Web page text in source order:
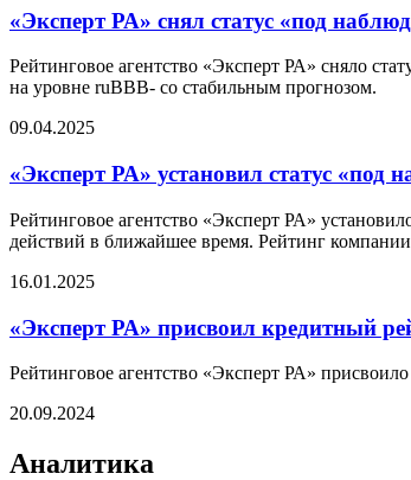
«Эксперт РА» снял статус «под
Рейтинговое агентство «Эксперт РА» сняло
на уровне ruBBB- со стабильным прогнозом.
09.04.2025
«Эксперт РА» установил статус
Рейтинговое агентство «Эксперт РА»
действий в ближайшее время. Рейтинг
16.01.2025
«Эксперт РА» присвоил кредитный
Рейтинговое агентство «Эксперт РА»
20.09.2024
Аналитика